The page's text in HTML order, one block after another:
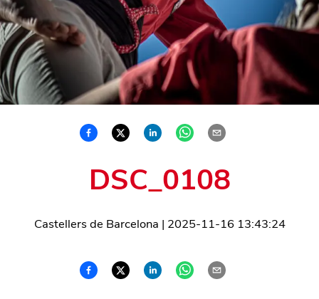
DSC_0108
Castellers de Barcelona | 2025-11-16 13:43:24